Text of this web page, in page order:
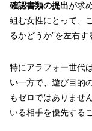
確認書類の提出が求
組む女性にとって、
るかどうか”を左右す
特にアラフォー世代は
い一方で、遊び目的
もゼロではありませ
いる相手を優先する